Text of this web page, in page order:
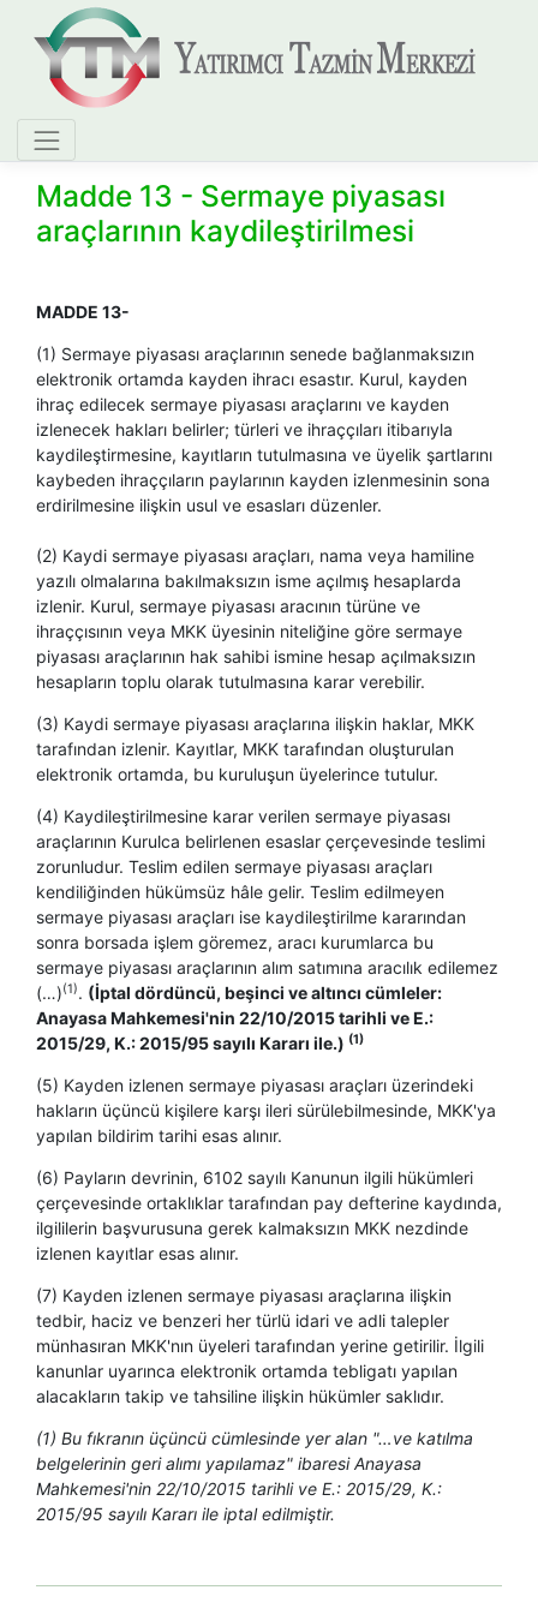
Madde 13 - Sermaye piyasası
araçlarının kaydileştirilmesi
MADDE 13-
(1) Sermaye piyasası araçlarının senede bağlanmaksızın
elektronik ortamda kayden ihracı esastır. Kurul, kayden
ihraç edilecek sermaye piyasası araçlarını ve kayden
izlenecek hakları belirler; türleri ve ihraççıları itibarıyla
kaydileştirmesine, kayıtların tutulmasına ve üyelik şartlarını
kaybeden ihraççıların paylarının kayden izlenmesinin sona
erdirilmesine ilişkin usul ve esasları düzenler.
(2) Kaydi sermaye piyasası araçları, nama veya hamiline
yazılı olmalarına bakılmaksızın isme açılmış hesaplarda
izlenir. Kurul, sermaye piyasası aracının türüne ve
ihraççısının veya MKK üyesinin niteliğine göre sermaye
piyasası araçlarının hak sahibi ismine hesap açılmaksızın
hesapların toplu olarak tutulmasına karar verebilir.
(3) Kaydi sermaye piyasası araçlarına ilişkin haklar, MKK
tarafından izlenir. Kayıtlar, MKK tarafından oluşturulan
elektronik ortamda, bu kuruluşun üyelerince tutulur.
(4) Kaydileştirilmesine karar verilen sermaye piyasası
araçlarının Kurulca belirlenen esaslar çerçevesinde teslimi
zorunludur. Teslim edilen sermaye piyasası araçları
kendiliğinden hükümsüz hâle gelir. Teslim edilmeyen
sermaye piyasası araçları ise kaydileştirilme kararından
sonra borsada işlem göremez, aracı kurumlarca bu
sermaye piyasası araçlarının alım satımına aracılık edilemez
(…)(1). (İptal dördüncü, beşinci ve altıncı cümleler:
Anayasa Mahkemesi'nin 22/10/2015 tarihli ve E.:
2015/29, K.: 2015/95 sayılı Kararı ile.) (1)
(5) Kayden izlenen sermaye piyasası araçları üzerindeki
hakların üçüncü kişilere karşı ileri sürülebilmesinde, MKK'ya
yapılan bildirim tarihi esas alınır.
(6) Payların devrinin, 6102 sayılı Kanunun ilgili hükümleri
çerçevesinde ortaklıklar tarafından pay defterine kaydında,
ilgililerin başvurusuna gerek kalmaksızın MKK nezdinde
izlenen kayıtlar esas alınır.
(7) Kayden izlenen sermaye piyasası araçlarına ilişkin
tedbir, haciz ve benzeri her türlü idari ve adli talepler
münhasıran MKK'nın üyeleri tarafından yerine getirilir. İlgili
kanunlar uyarınca elektronik ortamda tebligatı yapılan
alacakların takip ve tahsiline ilişkin hükümler saklıdır.
(1) Bu fıkranın üçüncü cümlesinde yer alan "…ve katılma
belgelerinin geri alımı yapılamaz" ibaresi Anayasa
Mahkemesi'nin 22/10/2015 tarihli ve E.: 2015/29, K.:
2015/95 sayılı Kararı ile iptal edilmiştir.​